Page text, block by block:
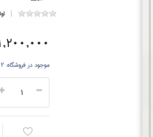
1,200,000
موجود در فروشگاه:2 جلد